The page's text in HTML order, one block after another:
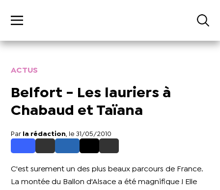
ACTUS
Belfort - Les lauriers à
Chabaud et Taïana
Par la rédaction , le 31/05/2010
C'est surement un des plus beaux parcours de France.
La montée du Ballon d'Alsace a été magnifique ! Elle